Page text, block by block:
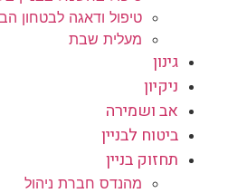
טיפול ודאגה לבטחון
מעלית שבת
גינון
ניקיון
אב ושמירה
ביטוח לבניין
תחזוק בניין
מהנדס חברת ניהול